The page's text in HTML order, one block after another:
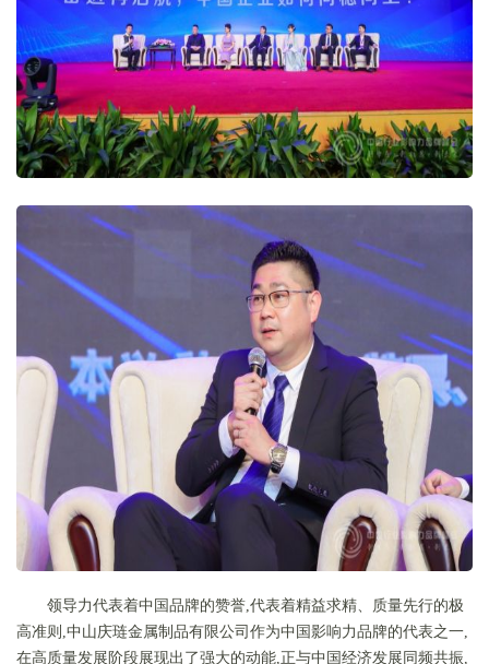
领导力代表着中国品牌的赞誉,代表着精益求精、质量先行的极
高准则,中山庆琏金属制品有限公司作为中国影响力品牌的代表之一,
在高质量发展阶段展现出了强大的动能,正与中国经济发展同频共振,